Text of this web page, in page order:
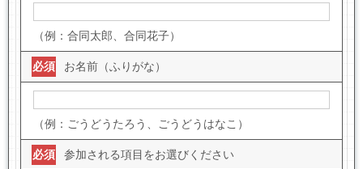
（例：合同太郎、合同花子）
お名前（ふりがな）
必須
（例：ごうどうたろう、ごうどうはなこ）
参加される項目をお選びください
必須